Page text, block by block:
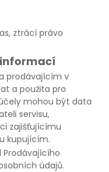
ztrácí právo
prodávajícím v
a použita pro
mohou být data
servisu,
zajišťujícímu
kupujícím.
Prodávajícího
údajů.